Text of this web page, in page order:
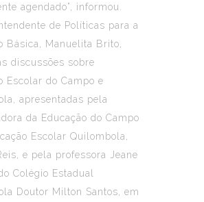
agendado”, informou.
de Políticas para a
Básica, Manuelita Brito,
discussões sobre
Escolar do Campo e
apresentadas pela
da Educação do Campo
Escolar Quilombola,
e pela professora Jeane
Colégio Estadual
Doutor Milton Santos, em